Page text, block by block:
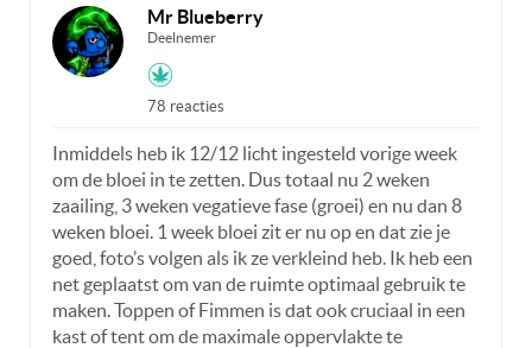
Mr Blueberry
Deelnemer
78 reacties
Inmiddels heb ik 12/12 licht ingesteld vorige week
om de bloei in te zetten. Dus totaal nu 2 weken
zaailing, 3 weken vegatieve fase (groei) en nu dan 8
weken bloei. 1 week bloei zit er nu op en dat zie je
goed, foto’s volgen als ik ze verkleind heb. Ik heb een
net geplaatst om van de ruimte optimaal gebruik te
maken. Toppen of Fimmen is dat ook cruciaal in een
kast of tent om de maximale oppervlakte te